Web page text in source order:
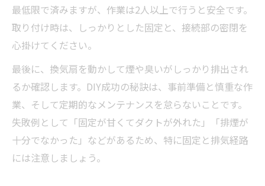
最低限で済みますが、作業は2人以上で行うと安全です。
取り付け時は、しっかりとした固定と、接続部の密閉を
心掛けてください。
最後に、換気扇を動かして煙や臭いがしっかり排出され
るか確認します。DIY成功の秘訣は、事前準備と慎重な作
業、そして定期的なメンテナンスを怠らないことです。
失敗例として「固定が甘くてダクトが外れた」「排煙が
十分でなかった」などがあるため、特に固定と排気経路
には注意しましょう。